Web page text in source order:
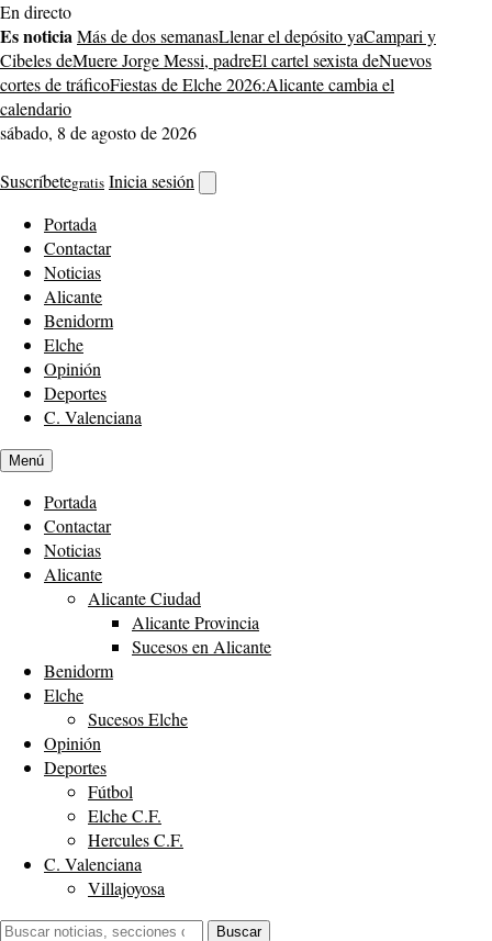
Saltar
al
contenido
En directo
Es noticiaMás de dos semanasLlenar el depósito yaCampari y
Cibeles deMuere Jorge Messi, padreEl cartel sexista deNuevos
cortes de tráficoFiestas de Elche 2026:Alicante cambia el
calendario
sábado, 8 de agosto de 2026
Suscríbetegratis Inicia sesión
buscador
Portada
Contactar
Noticias
Alicante
Benidorm
Elche
Opinión
Deportes
C. Valenciana
Menú
Portada
Contactar
Noticias
Alicante
Alicante Ciudad
Alicante Provincia
Sucesos en Alicante
Benidorm
Elche
Sucesos Elche
Opinión
Deportes
Fútbol
Elche C.F.
Hercules C.F.
C. Valenciana
Villajoyosa
Buscar:
Buscar